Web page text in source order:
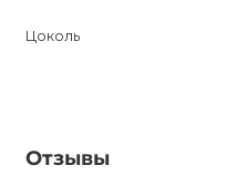
Цоколь
Отзывы